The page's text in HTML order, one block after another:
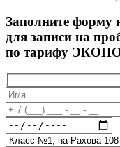
Заполните форму
для записи на
по тарифу